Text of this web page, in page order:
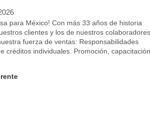
para México! Con más 33 años de historia
clientes y los de nuestros colaboradores.
fuerza de ventas: Responsabilidades
créditos individuales. Promoción, capacitación,